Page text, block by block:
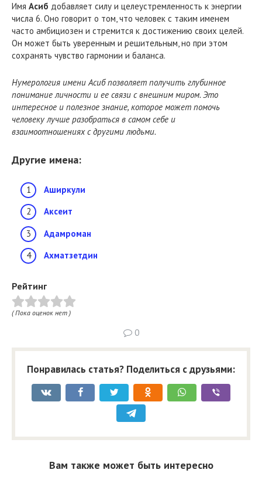
Имя Асиб добавляет силу и целеустремленность к энергии
числа 6. Оно говорит о том, что человек с таким именем
часто амбициозен и стремится к достижению своих целей.
Он может быть уверенным и решительным, но при этом
сохранять чувство гармонии и баланса.
Нумерология имени Асиб позволяет получить глубинное
понимание личности и ее связи с внешним миром. Это
интересное и полезное знание, которое может помочь
человеку лучше разобраться в самом себе и
взаимоотношениях с другими людьми.
Другие имена:
Аширкули
Аксеит
Адамроман
Ахматзетдин
Рейтинг
( Пока оценок нет )
0
Понравилась статья? Поделиться с друзьями:
Вам также может быть интересно